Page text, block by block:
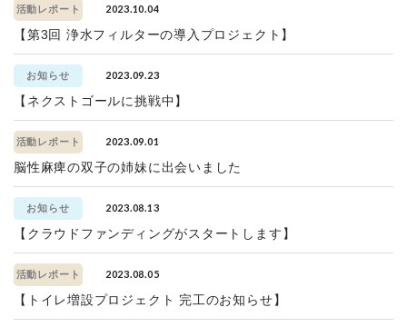
活動レポート 2023.10.04
【第3回 浄水フィルターの導入プロジェクト】
お知らせ 2023.09.23
【ネクストゴールに挑戦中】
活動レポート 2023.09.01
脳性麻痺の双子の姉妹に出会いました
お知らせ 2023.08.13
【クラウドファンディングがスタートします】
活動レポート 2023.08.05
【トイレ増設プロジェクト 完工のお知らせ】